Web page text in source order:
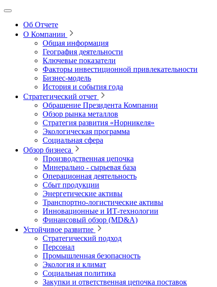
Об Отчете
О Компании
Общая информация
География деятельности
Ключевые показатели
Факторы инвестиционной привлекательности
Бизнес-модель
История и события года
Стратегический отчет
Обращение Президента Компании
Обзор рынка металлов
Стратегия развития «Норникеля»
Экологическая программа
Социальная сфера
Обзор бизнеса
Производственная цепочка
Минерально ‑ сырьевая база
Операционная деятельность
Сбыт продукции
Энергетические активы
Транспортно-логистические активы
Инновационные и ИТ‑технологии
Финансовый обзор (MD&A)
Устойчивое развитие
Стратегический подход
Персонал
Промышленная безопасность
Экология и климат
Социальная политика
Закупки и ответственная цепочка поставок